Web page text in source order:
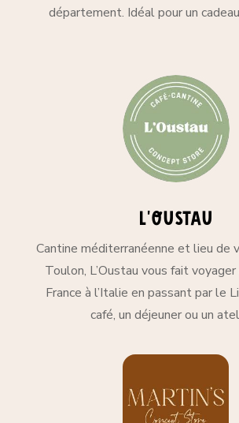
département. Idéal pour un
L'OUstau
Cantine méditerranéenne et lieu de
Toulon, L’Oustau vous fait
France à l’Italie en passant par le
café, un déjeuner ou un